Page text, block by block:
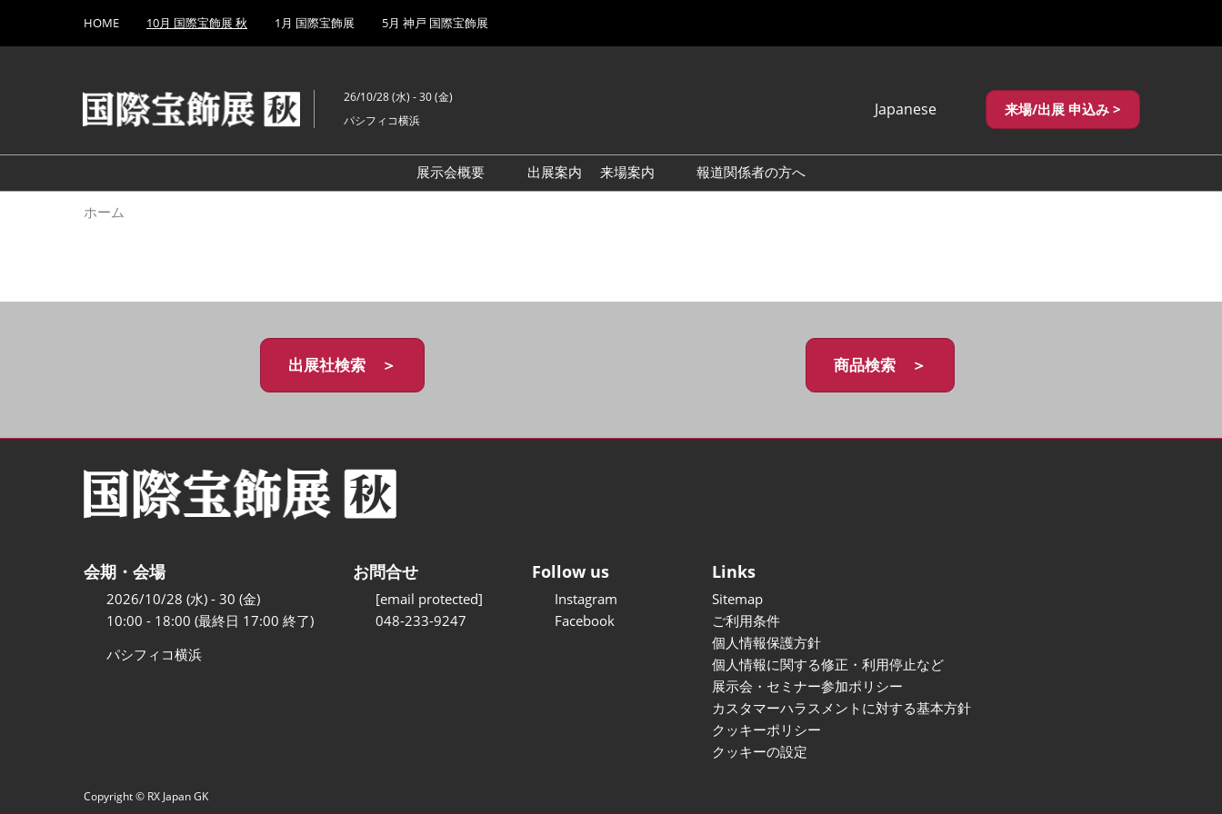
キ
し
て
to
HOME 10月 国際宝飾展 秋 1月 国際宝飾展 5月 神戸 国際宝飾展
26/10/28 (水) - 30 (金)
パシフィコ横浜
Japanese
繁體中文
来場/出展 申込み >
展示会概要
出展案内
来場案内
報道関係者の方へ
ホーム
出展社検索 ＞ 商品検索 ＞
会期・会場
2026/10/28 (水) - 30 (金)
10:00 - 18:00 (最終日 17:00 終了)
パシフィコ横浜
お問合せ
[email protected]
048-233-9247
Follow us
Instagram
Facebook
Links
Sitemap
ご利用条件
個人情報保護方針
個人情報に関する修正・利用停止など
展示会・セミナー参加ポリシー
カスタマーハラスメントに対する基本方針
クッキーポリシー
クッキーの設定
Copyright © RX Japan GK